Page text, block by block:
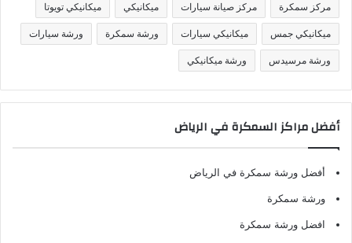
مركز سمكرة مركز صيانة سيارات ميكانيكي ميكانيكي تويوتا
ميكانيكي جمس ميكانيكي سيارات ورشة سمكرة ورشة سيارات
ورشة مرسيدس ورشة ميكانيكي
أفضل مراكز السمكرة في الرياض
أفضل ورشة سمكرة في الرياض
ورشة سمكرة
افضل ورشة سمكرة